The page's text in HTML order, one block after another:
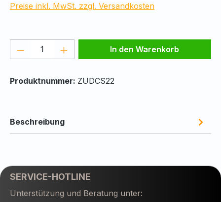
Preise inkl. MwSt. zzgl. Versandkosten
Produkt Anzahl: Gib denIn den Warenkorb
Produktnummer: ZUDCS22
Beschreibung
SERVICE-HOTLINE
Unterstützung und Beratung unter: